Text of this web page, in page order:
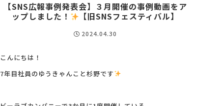
SNS広報
スタッフ紹介
【SNS広報事例発表会】３月開催の事例動画をア
ップしました！
【旧SNSフェスティバル】
2024.04.30
こんにちは！
7年目社員のゆうきゃんこと杉野です